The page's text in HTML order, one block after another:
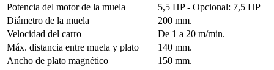
Potencia del motor de la muela
5,5 HP - Opcional: 7,5 HP
Diámetro de la muela
200 mm.
Velocidad del carro
De 1 a 20 m/min.
Máx. distancia entre muela y plato
140 mm.
Ancho de plato magnético
150 mm.